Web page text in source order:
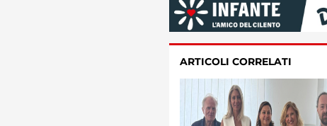
ARTICOLI CORRELATI